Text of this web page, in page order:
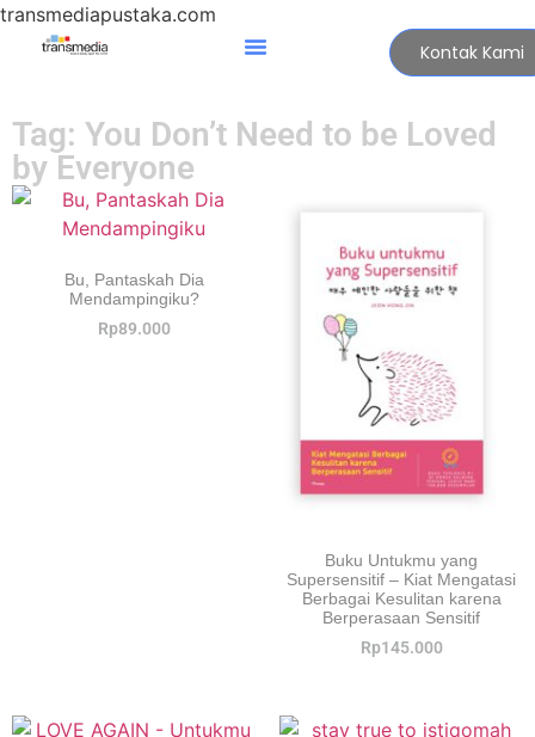
transmediapustaka.com
Kontak Kami
Tag: You Don’t Need to be Loved
by Everyone
Bu, Pantaskah Dia
Mendampingiku?
Rp89.000
Buku Untukmu yang
Supersensitif – Kiat Mengatasi
Berbagai Kesulitan karena
Berperasaan Sensitif
Rp145.000